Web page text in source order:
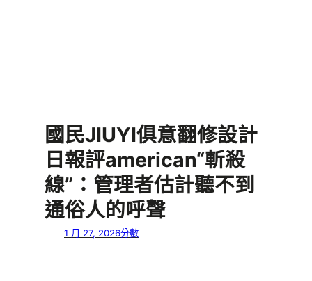
國民JIUYI俱意翻修設計
日報評american“斬殺
線”：管理者估計聽不到
通俗人的呼聲
1 月 27, 2026分數